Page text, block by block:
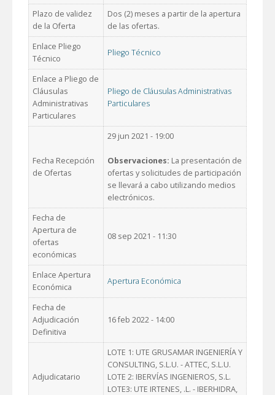
Plazo de validez
de la Oferta
Dos (2) meses a partir de la apertura
de las ofertas.
Enlace Pliego
Técnico
Pliego Técnico
Enlace a Pliego de
Cláusulas
Administrativas
Particulares
Pliego de Cláusulas Administrativas
Particulares
Fecha Recepción
de Ofertas
29 jun 2021 - 19:00
Observaciones: La presentación de
ofertas y solicitudes de participación
se llevará a cabo utilizando medios
electrónicos.
Fecha de
Apertura de
ofertas
económicas
08 sep 2021 - 11:30
Enlace Apertura
Económica
Apertura Económica
Fecha de
Adjudicación
Definitiva
16 feb 2022 - 14:00
Adjudicatario
LOTE 1: UTE GRUSAMAR INGENIERÍA Y
CONSULTING, S.L.U. - ATTEC, S.L.U.
LOTE 2: IBERVÍAS INGENIEROS, S.L.
LOTE3: UTE IRTENES, .L. - IBERHIDRA,